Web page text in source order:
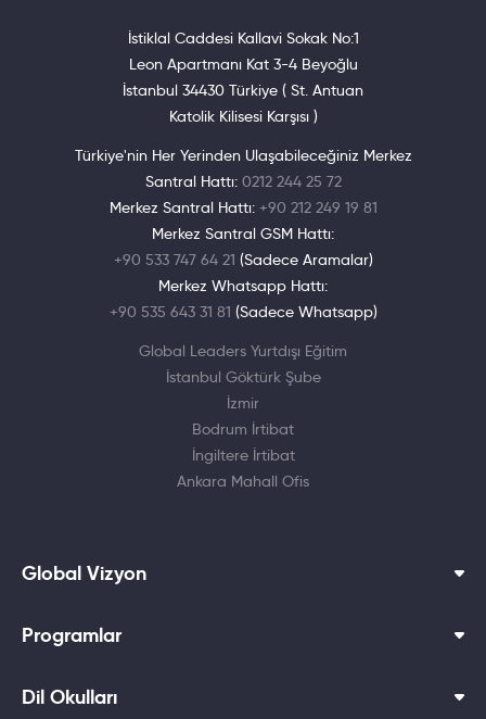
İstiklal Caddesi Kallavi Sokak No:1
Leon Apartmanı Kat 3-4 Beyoğlu
İstanbul 34430 Türkiye ( St. Antuan
Katolik Kilisesi Karşısı )
Türkiye'nin Her Yerinden Ulaşabileceğiniz Merkez
Santral Hattı: 0212 244 25 72
Merkez Santral Hattı: +90 212 249 19 81
Merkez Santral GSM Hattı:
+90 533 747 64 21 (Sadece Aramalar)
Merkez Whatsapp Hattı:
+90 535 643 31 81 (Sadece Whatsapp)
Global Leaders Yurtdışı Eğitim
İstanbul Göktürk Şube
İzmir
Bodrum İrtibat
İngiltere İrtibat
Ankara Mahall Ofis
Global Vizyon
Programlar
Dil Okulları